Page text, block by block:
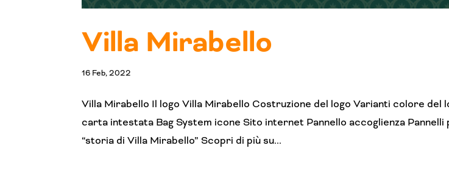
Villa Mirabello
16 Feb, 2022
Villa Mirabello Il logo Villa Mirabello Costruzione del logo Varianti colore del
carta intestata Bag System icone Sito internet Pannello accoglienza
“storia di Villa Mirabello” Scopri di più su...